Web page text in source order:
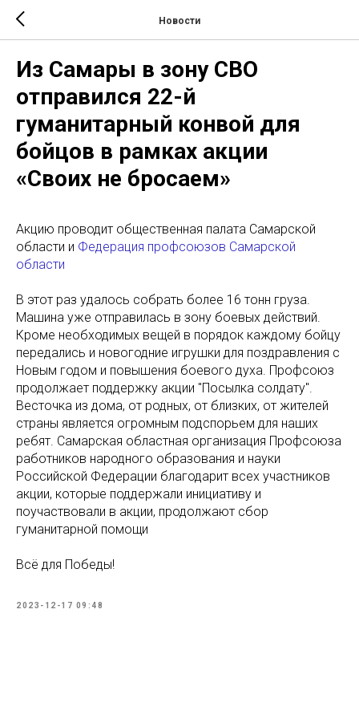
Новости
Из Самары в зону СВО
отправился 22-й
гуманитарный конвой для
бойцов в рамках акции
«Своих не бросаем»
Акцию проводит общественная палата Самарской
области и Федерация профсоюзов Самарской
области
В этот раз удалось собрать более 16 тонн груза.
Машина уже отправилась в зону боевых действий.
Кроме необходимых вещей в порядок каждому бойцу
передались и новогодние игрушки для поздравления с
Новым годом и повышения боевого духа. Профсоюз
продолжает поддержку акции "Посылка солдату".
Весточка из дома, от родных, от близких, от жителей
страны является огромным подспорьем для наших
ребят. Самарская областная организация Профсоюза
работников народного образования и науки
Российской Федерации благодарит всех участников
акции, которые поддержали инициативу и
поучаствовали в акции, продолжают сбор
гуманитарной помощи
Всё для Победы!
2023-12-17 09:48